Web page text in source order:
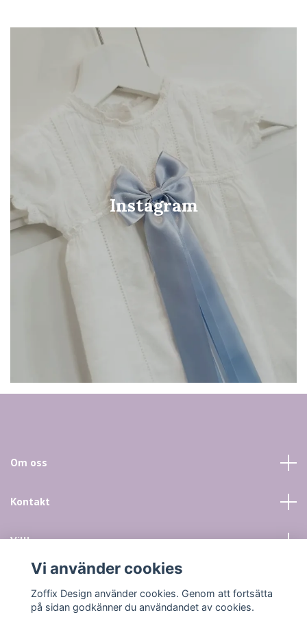
Instagram
Om oss
Kontakt
Villkor mm
Vi använder cookies
Zoffix Design använder cookies. Genom att fortsätta
på sidan godkänner du användandet av cookies.